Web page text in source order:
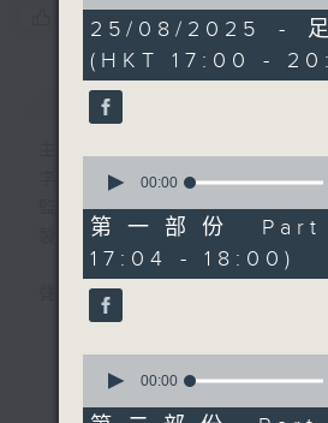
您喜歡這個節目嗎?
簡介 GIST
監製：蕭洛汶
製作：香港電台公共事務組
聲音更立體 意見更多元
1872311 始終如一
香港電台公共事務組
讚好Like「RTHK 香港電
1
hour,
57
minutes,
57
seconds
25/08/2025 -
(HKT 17:00 -
seconds
49
minutes,
0
seconds
00:00
第一部份 Part
17:04 - 18:00)
seconds
00:00